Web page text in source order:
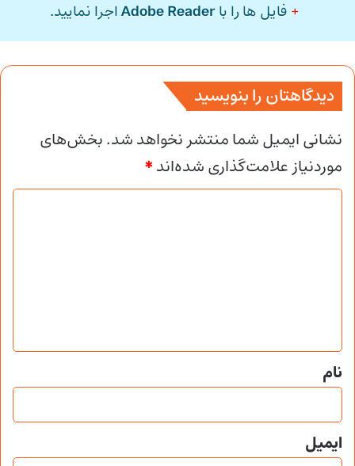
+ فایل ها را باAdobe Readerاجرا نمایید.
دیدگاهتان را بنویسید
نشانی ایمیل شما منتشر نخواهد شد.بخش‌های
موردنیاز علامت‌گذاری شده‌اند*
د
*
نام
ایمیل